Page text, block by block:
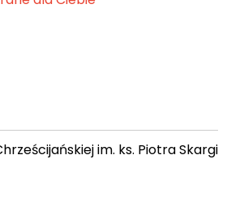
im. ks. Piotra Skargi